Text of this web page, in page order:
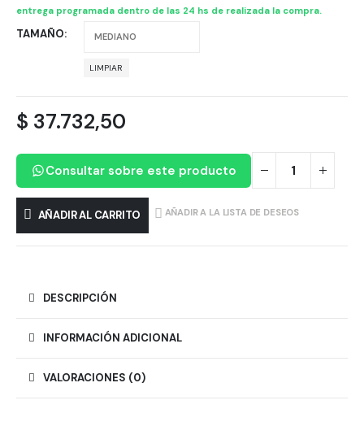
entrega programada dentro de las 24 hs de realizada la compra.
TAMAÑO
LIMPIAR
$ 37.732,50
Consultar sobre este producto
AÑADIR AL CARRITO AÑADIR A LA LISTA DE DESEOS
DESCRIPCIÓN
INFORMACIÓN ADICIONAL
VALORACIONES (0)